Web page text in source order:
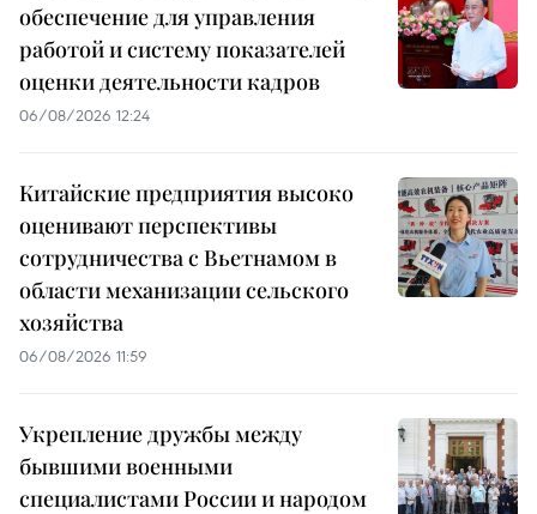
обеспечение для управления
работой и систему показателей
оценки деятельности кадров
06/08/2026 12:24
Китайские предприятия высоко
оценивают перспективы
сотрудничества с Вьетнамом в
области механизации сельского
хозяйства
06/08/2026 11:59
Укрепление дружбы между
бывшими военными
специалистами России и народом